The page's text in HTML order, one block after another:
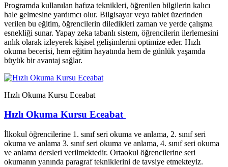
Programda kullanılan hafıza teknikleri, öğrenilen bilgilerin kalıcı
hale gelmesine yardımcı olur. Bilgisayar veya tablet üzerinden
verilen bu eğitim, öğrencilerin diledikleri zaman ve yerde çalışma
esnekliği sunar. Yapay zeka tabanlı sistem, öğrencilerin ilerlemesini
anlık olarak izleyerek kişisel gelişimlerini optimize eder. Hızlı
okuma becerisi, hem eğitim hayatında hem de günlük yaşamda
büyük bir avantaj sağlar.
Hızlı Okuma Kursu Eceabat
Hızlı Okuma Kursu Eceabat
İlkokul öğrencilerine 1. sınıf seri okuma ve anlama, 2. sınıf seri
okuma ve anlama 3. sınıf seri okuma ve anlama, 4. sınıf seri okuma
ve anlama dersleri verilmektedir. Ortaokul öğrencilerine seri
okumanın yanında paragraf tekniklerini de tavsiye etmekteyiz.